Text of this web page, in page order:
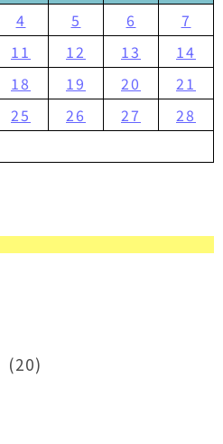
4 5 6
7
11 12 13
14
18 19 20
21
25 26 27
28
(20)